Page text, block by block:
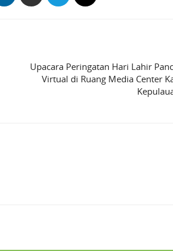
Upacara Peringatan Hari Lahir
Virtual di Ruang Media Center